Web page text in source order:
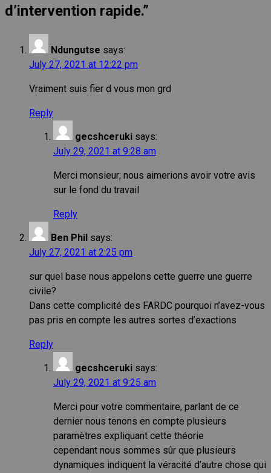
d’intervention rapide.”
Ndungutse says:
July 27, 2021 at 12:22 pm
Vraiment suis fier d vous mon grd
Reply
gecshceruki says:
July 29, 2021 at 9:28 am
Merci monsieur; nous aimerions avoir votre avis
sur le fond du travail
Reply
Ben Phil says:
July 27, 2021 at 2:25 pm
sur quel base nous appelons cette guerre une guerre
civile?
Dans cette complicité des FARDC pourquoi n’avez-vous
pas pris en compte les autres sortes d’exactions
Reply
gecshceruki says:
July 29, 2021 at 9:25 am
Merci pour votre commentaire, parlant de ce
dernier nous tenons en compte plusieurs
paramètres expliquant cette théorie
cependant nous sommes sûr que plusieurs
dynamiques indiquent la véracité d’autre chose qui